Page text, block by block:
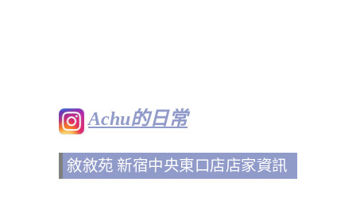
Achu的日常
敘敘苑 新宿中央東口店店家資訊